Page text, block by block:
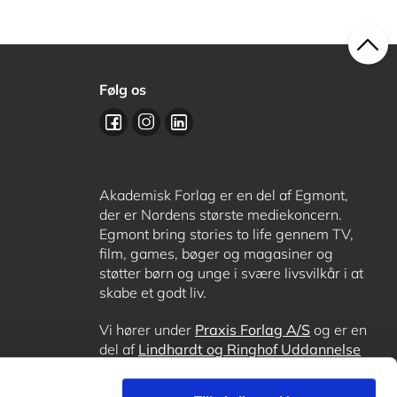
Følg os
Akademisk Forlag er en del af Egmont,
der er Nordens største mediekoncern.
Egmont bring stories to life gennem TV,
film, games, bøger og magasiner og
støtter børn og unge i svære livsvilkår i at
skabe et godt liv.
Vi hører under Praxis Forlag A/S og er en
del af Lindhardt og Ringhof Uddannelse